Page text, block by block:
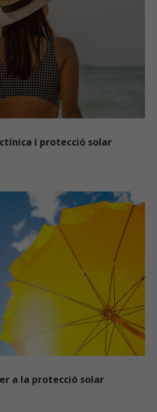
i protecció solar
a la protecció solar